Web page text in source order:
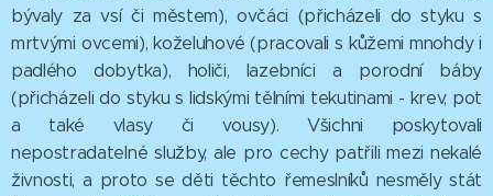
bývaly za vsí či městem), ovčáci (přicházeli do styku s
mrtvými ovcemi), koželuhové (pracovali s kůžemi mnohdy i
padlého dobytka), holiči, lazebníci a porodní báby
(přicházeli do styku s lidskými tělními tekutinami - krev, pot
a také vlasy či vousy). Všichni poskytovali
nepostradatelné služby, ale pro cechy patřili mezi nekalé
živnosti, a proto se děti těchto řemeslníků nesměly stát